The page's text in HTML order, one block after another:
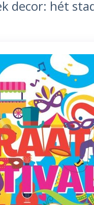
decor: hét